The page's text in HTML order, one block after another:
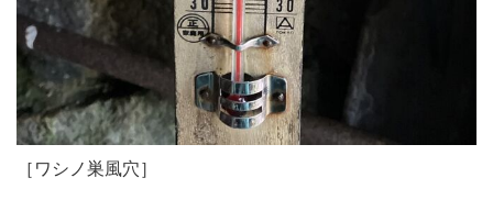
［ワシノ巣風穴］